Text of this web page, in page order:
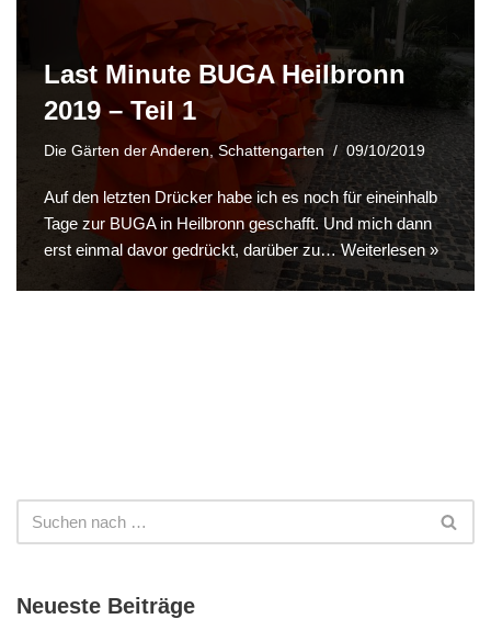
Last Minute BUGA Heilbronn
2019 – Teil 1
Die Gärten der Anderen Schattengarten 09/10/2019
Auf den letzten Drücker habe ich es noch für eineinhalb
Tage zur BUGA in Heilbronn geschafft. Und mich dann
erst einmal davor gedrückt, darüber zu…Weiterlesen »
Neueste Beiträge